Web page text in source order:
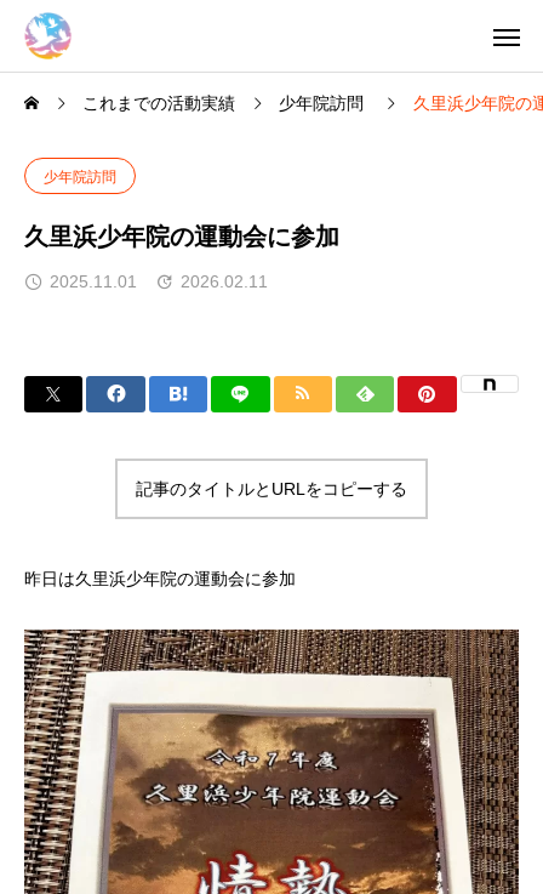
これまでの活動実績 少年院訪問 久里浜少年院の
少年院訪問
久里浜少年院の運動会に参加
2025.11.01 2026.02.11
記事のタイトルとURLをコピーする
昨日は久里浜少年院の運動会に参加